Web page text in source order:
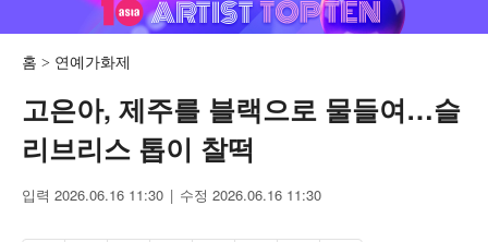
홈 연예가화제
고은아, 제주를 블랙으로 물들여…슬
리브리스 톱이 찰떡
입력 2026.06.16 11:30 수정 2026.06.16 11:30